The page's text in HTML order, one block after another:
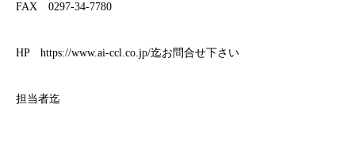
FAX 0297-34-7780
HP https://www.ai-ccl.co.jp/迄お問合せ下さい
担当者迄